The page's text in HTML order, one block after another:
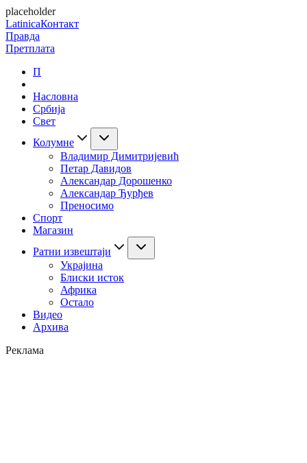
placeholder
LatinicaКонтакт
Правда
Претплата
П
Насловна
Србија
Свет
Колумне
Владимир Димитријевић
Петар Давидов
Александар Дорошенко
Александар Ђурђев
Преносимо
Спорт
Магазин
Ратни извештаји
Украјина
Блиски исток
Африка
Остало
Видео
Архива
Реклама